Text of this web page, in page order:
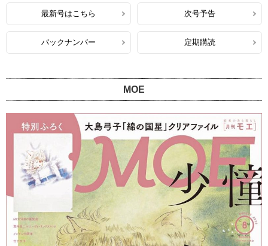
最新号はこちら 次号予告
バックナンバー 定期購読
MOE